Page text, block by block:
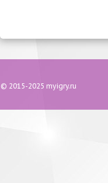
© 2015-2025 myigry.ru